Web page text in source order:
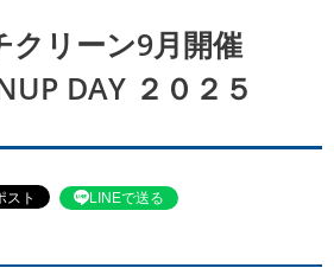
クリーン9月開催
DAY ２０２５
LINEで送る